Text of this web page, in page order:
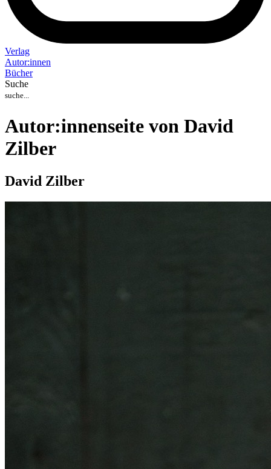
Verlag
Autor:innen
Bücher
Suche
Autor:innenseite von David
Zilber
David Zilber